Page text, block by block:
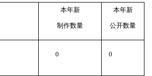
本年新
制作数量
本年新
公开数量
0 0